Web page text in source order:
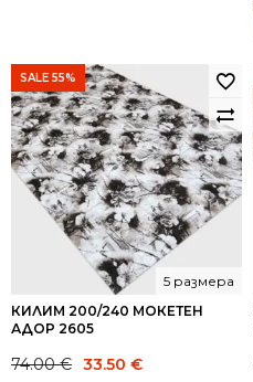
SALE 55%
КИЛИМ 200/240 МОКЕТЕН
АДОР 2605
5 размера
74.00€
Original33.50 €
Current